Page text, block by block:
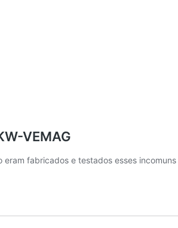
VEMAG
fabricados e testados esses